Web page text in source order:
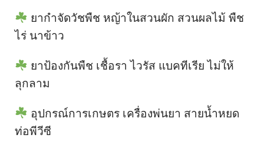
ยากำจัดวัชพืช หญ้าในสวนผัก สวนผลไม้ พืช
ไร่ นาข้าว
ยาป้องกันพืช เชื้อรา ไวรัส แบคทีเรีย ไม่ให้
ลุกลาม
อุปกรณ์การเกษตร เครื่องพ่นยา สายน้ำหยด
ท่อพีวีซี